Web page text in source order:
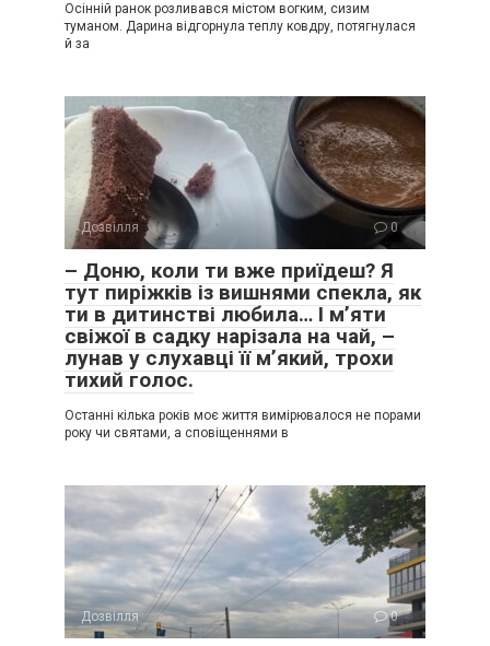
Осінній ранок розливався містом вогким, сизим
туманом. Дарина відгорнула теплу ковдру, потягнулася
й за
Дозвілля 0
– Доню, коли ти вже приїдеш? Я
тут пиріжків із вишнями спекла, як
ти в дитинстві любила… І м’яти
свіжої в садку нарізала на чай, –
лунав у слухавці її м’який, трохи
тихий голос.
Останні кілька років моє життя вимірювалося не порами
року чи святами, а сповіщеннями в
Дозвілля 0